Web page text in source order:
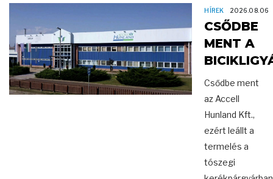
HÍREK 2026.08.06
CSŐDBE
MENT A
Csődbe ment
az Accell
Hunland Kft.,
ezért leállt a
termelés a
tószegi